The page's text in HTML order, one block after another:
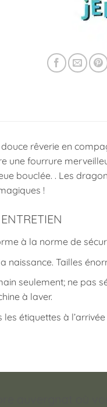
rêverie en
une fourrure
bouclée. . Les
!
à la norme de
naissance. Tailles
seulement; ne pas
à laver.
étiquettes à l’arrivée